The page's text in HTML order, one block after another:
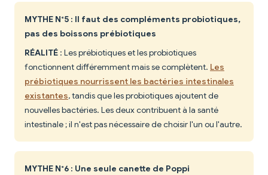
MYTHE N°5 : Il faut des compléments probiotiques,
pas des boissons prébiotiques
RÉALITÉ : Les prébiotiques et les probiotiques
fonctionnent différemment mais se complètent. Les
prébiotiques nourrissent les bactéries intestinales
existantes, tandis que les probiotiques ajoutent de
nouvelles bactéries. Les deux contribuent à la santé
intestinale ; il n'est pas nécessaire de choisir l'un ou l'autre.
MYTHE N°6 : Une seule canette de Poppi